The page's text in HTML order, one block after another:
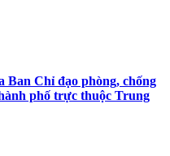
Ban Chỉ đạo phòng, chống
phố trực thuộc Trung